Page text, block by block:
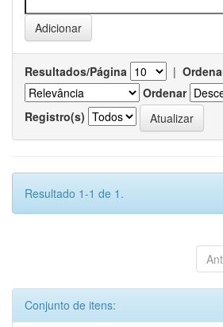
Resultados/Página |
Ordenar
Registro(s)
Resultado 1-1 de 1.
Conjunto de itens: